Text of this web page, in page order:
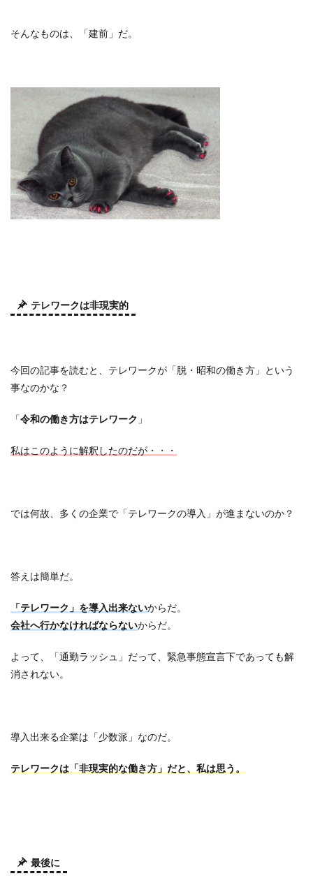
そんなものは、「建前」だ。
テレワークは非現実的
今回の記事を読むと、テレワークが「脱・昭和の働き方」という
事なのかな？
「令和の働き方はテレワーク 」
私はこのように解釈したのだが・・・
では何故、多くの企業で「テレワークの導入」が進まないのか？
答えは簡単だ。
「テレワーク」を導入出来ないからだ。
会社へ行かなければならないからだ。
よって、「通勤ラッシュ」だって、緊急事態宣言下であっても解
消されない。
導入出来る企業は「少数派」なのだ。
テレワークは「非現実的な働き方」だと、私は思う。
最後に